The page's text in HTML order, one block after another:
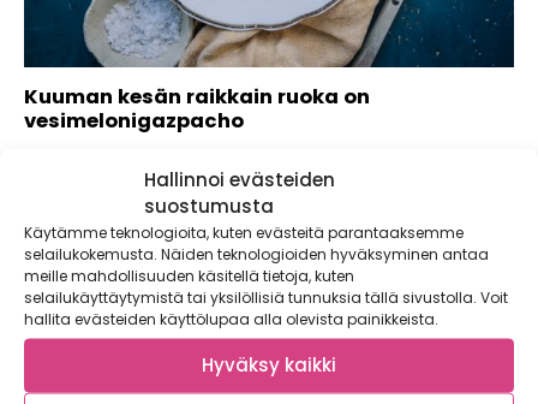
Hallinnoi evästeiden
suostumusta
Käytämme teknologioita, kuten evästeitä parantaaksemme
selailukokemusta. Näiden teknologioiden hyväksyminen antaa
meille mahdollisuuden käsitellä tietoja, kuten
selailukäyttäytymistä tai yksilöllisiä tunnuksia tällä sivustolla. Voit
hallita evästeiden käyttölupaa alla olevista painikkeista.
Hyväksy kaikki
Kuuman kesän raikkain ruoka on
vesimelonigazpacho
kuumien kattiloiden äärellä. Vesimelonigazpacho on